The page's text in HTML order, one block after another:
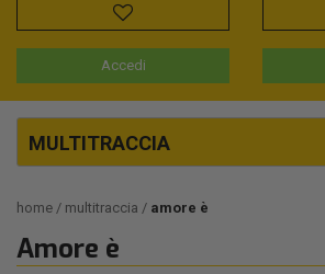
Accedi
MULTITRACCIA
home multitraccia amore è
Amore è